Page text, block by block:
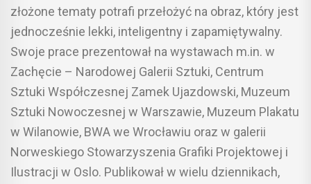
złożone tematy potrafi przełożyć na obraz, który jest
jednocześnie lekki, inteligentny i zapamiętywalny.
Swoje prace prezentował na wystawach m.in. w
Zachęcie – Narodowej Galerii Sztuki, Centrum
Sztuki Współczesnej Zamek Ujazdowski, Muzeum
Sztuki Nowoczesnej w Warszawie, Muzeum Plakatu
w Wilanowie, BWA we Wrocławiu oraz w galerii
Norweskiego Stowarzyszenia Grafiki Projektowej i
Ilustracji w Oslo. Publikował w wielu dziennikach,